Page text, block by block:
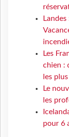
Les
chien :
les
Le
les
pour 6